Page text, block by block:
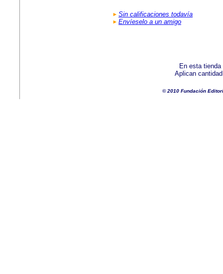
Sin calificaciones todavía
Envíeselo a un amigo
En esta
Aplican
© 2010 Fundación